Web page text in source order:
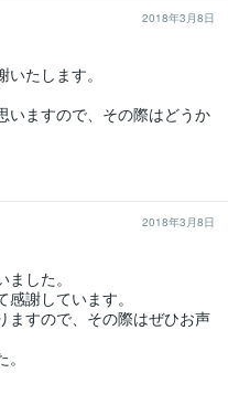
2018年3月8日
たします。
いますので、その際はどうか
2018年3月8日
した。
謝しています。
ますので、その際はぜひお声